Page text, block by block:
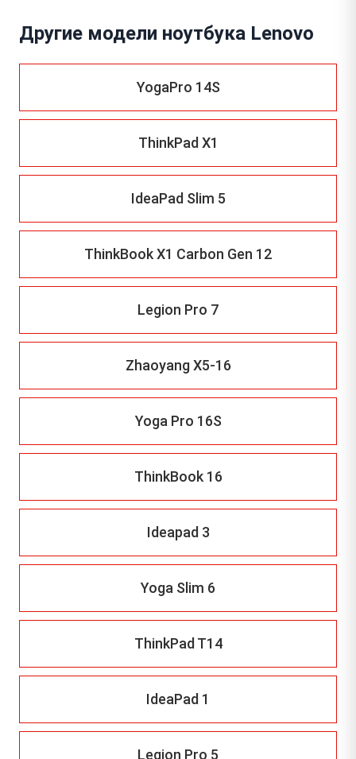
Другие модели ноутбука Lenovo
YogaPro 14S
ThinkPad X1
IdeaPad Slim 5
ThinkBook X1 Carbon Gen 12
Legion Pro 7
Zhaoyang X5-16
Yoga Pro 16S
ThinkBook 16
Ideapad 3
Yoga Slim 6
ThinkPad T14
IdeaPad 1
Legion Pro 5